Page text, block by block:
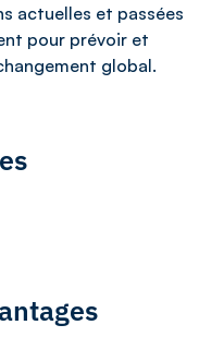
actuelles et passées
pour prévoir et
global.